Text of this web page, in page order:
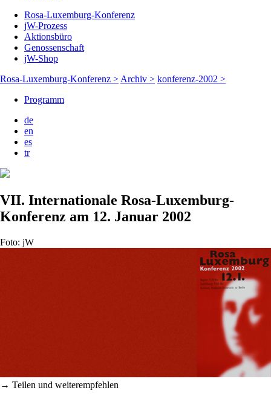
Rosa-Luxemburg-Konferenz
jW-Prozess
Aktionsbüro
Genossenschaft
jW-Shop
Rosa-Luxemburg-Konferenz > Archiv > konferenz-2002 >
Programm
de
en
es
tr
VII. Internationale Rosa-Luxemburg-
Konferenz am 12. Januar 2002
Foto: jW
→ Teilen und weiterempfehlen